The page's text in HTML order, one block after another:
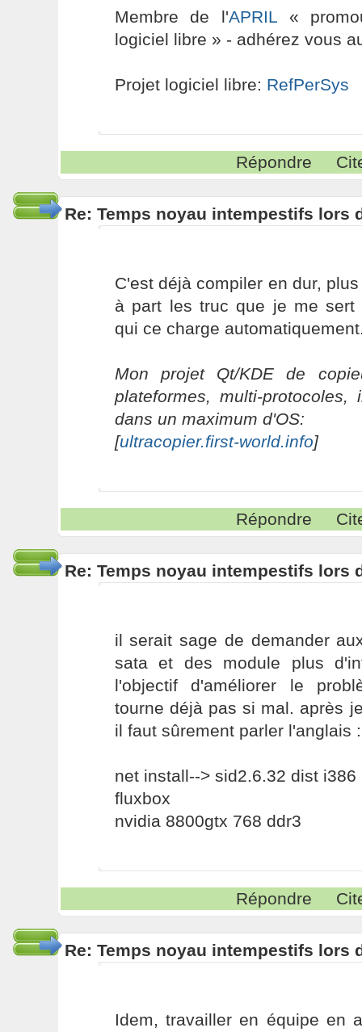
Membre de l'APRIL «
logiciel libre » - adhérez vous
Projet logiciel libre: RefPerSys
Répondre
Re: Temps noyau intempestifs lors
C'est déjà compiler en dur,
à part les truc que je me sert
qui ce charge
Mon projet Qt/KDE de
plateformes, multi-protocoles,
dans un maximum d'OS:
[ultracopier.first-world.info]
Répondre
Re: Temps noyau intempestifs lors
il serait sage de demander
sata et des module plus
l'objectif d'améliorer le
tourne déjà pas si mal. après
il faut sûrement parler l'anglais
net install--> sid2.6.32 dist i386
fluxbox
nvidia 8800gtx 768 ddr3
Répondre
Re: Temps noyau intempestifs lors
Idem, travailler en équipe en